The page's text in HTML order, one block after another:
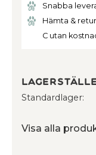
Snabba
Hämta &
C utan
Standardlager
Visa alla